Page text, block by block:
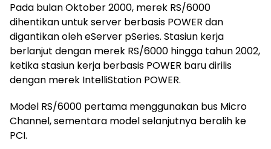
Pada bulan Oktober 2000, merek RS/6000
dihentikan untuk server berbasis POWER dan
digantikan oleh eServer pSeries. Stasiun kerja
berlanjut dengan merek RS/6000 hingga tahun 2002,
ketika stasiun kerja berbasis POWER baru dirilis
dengan merek IntelliStation POWER.
Model RS/6000 pertama menggunakan bus Micro
Channel, sementara model selanjutnya beralih ke
PCI.